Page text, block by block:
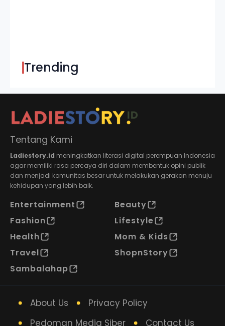
Trending
Tentang Kami
Ladiestory.id meningkatkan literasi digital perempuan Indonesia
agar memiliki rasa percaya diri dalam membentuk opini publik
dan menjadi komunitas besar untuk melakukan gerakan menuju
kehidupan yang lebih baik.
Entertainment
Beauty
Fashion
Lifestyle
Health
Mom & Kids
Travel
ShopnStory
Sambalahap
About Us
Privacy Policy
Pedoman Media Siber
Contact Us